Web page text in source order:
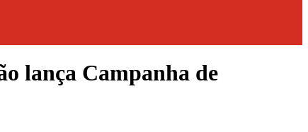
lança Campanha de